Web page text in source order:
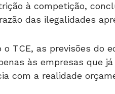
à competição,
das ilegalidades
o TCE, as previsões do
às empresas que
com a realidade